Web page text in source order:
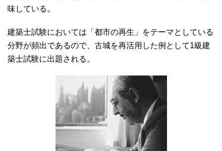
味している。
建築士試験においては「都市の再生」をテーマとしている
分野が頻出であるので、古城を再活用した例として1級建
築士試験に出題される。